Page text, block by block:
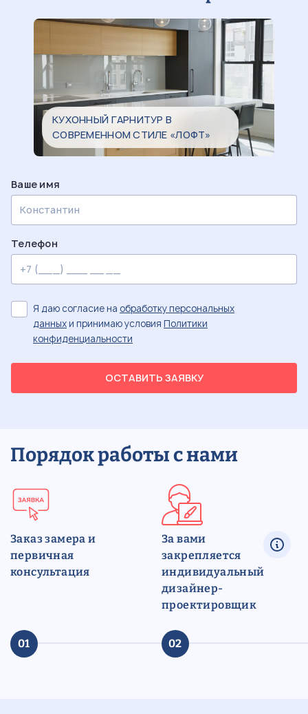
КУХОННЫЙ ГАРНИТУР В
СОВРЕМЕННОМ СТИЛЕ «ЛОФТ»
Ваше имя
Телефон
ОСТАВИТЬ ЗАЯВКУ
Я даю согласие на обработку персональных
данныхи принимаю условия Политики
конфиденциальности
Порядок работы с нами
Заказ замера и
первичная
консультация
01
За вами
закрепляется
индивидуальный
дизайнер-
проектировщик
02